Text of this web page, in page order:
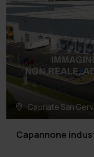
Capriate San
Capannone